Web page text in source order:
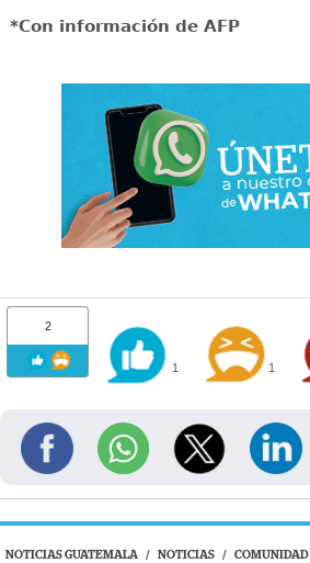
*Con información de AFP
2
1 1
NOTICIAS GUATEMALA / NOTICIAS / COMUNIDAD